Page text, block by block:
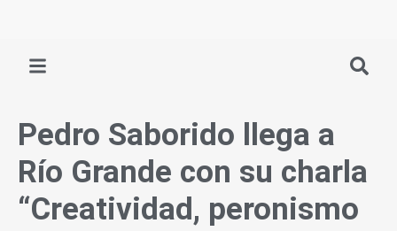
Pedro Saborido llega a
Río Grande con su charla
“Creatividad, peronismo